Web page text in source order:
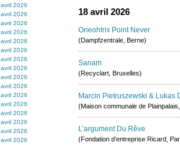
2026
2026
2026
2026
2026
avril 2026
2026
2026
2026
2026
2026
2026
2026
2026
2026
2026
18 avril 2026
Oneohtrix Point Never
(Dampfzentrale, Berne)
Sanam
(Recyclart, Bruxelles)
Marcin Pietruszewski & Lukas
(Maison communale de
L’argument Du Rêve
(Fondation d’entreprise Ricard,